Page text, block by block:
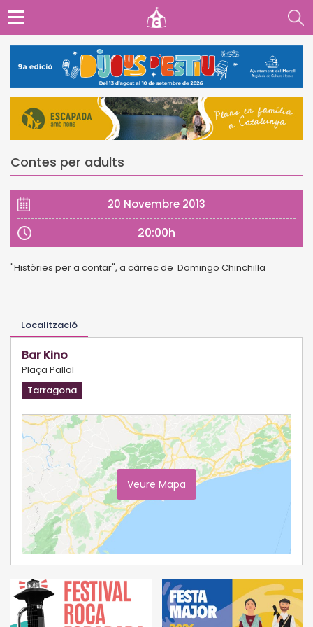
Contes per adults
20 Novembre 2013
20:00h
"Històries per a contar", a càrrec de Domingo Chinchilla
Localització
Bar Kino
Plaça Pallol
Tarragona
Veure Mapa